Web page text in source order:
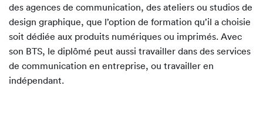
des agences de communication, des ateliers ou studios de
design graphique, que l’option de formation qu’il a choisie
soit dédiée aux produits numériques ou imprimés. Avec
son BTS, le diplômé peut aussi travailler dans des services
de communication en entreprise, ou travailler en
indépendant.